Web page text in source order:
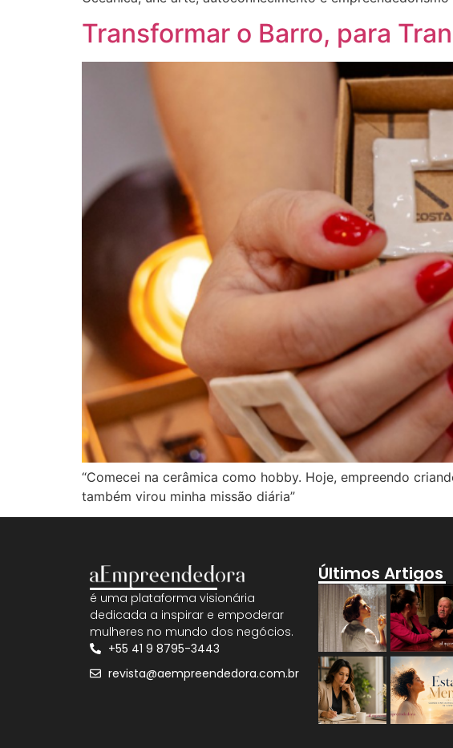
Transformar o Barro, para
“Comecei na cerâmica como hobby. Hoje, empreendo
também virou minha missão diária”
é uma plataforma visionária
dedicada a inspirar e empoderar
mulheres no mundo dos negócios.
+55 41 9 8795-3443
revista@aempreendedora.com.br
Últimos Artigos